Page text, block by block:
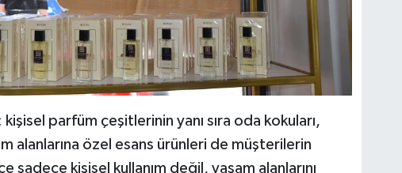
parfüm çeşitlerinin yanı sıra oda kokuları,
alanlarına özel esans ürünleri de müşterilerin
sadece kişisel kullanım değil, yaşam alanlarını